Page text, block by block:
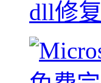
dll修复